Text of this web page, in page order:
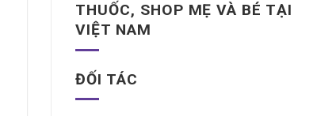
THUỐC, SHOP MẸ VÀ BÉ TẠI
VIỆT NAM
ĐỐI TÁC